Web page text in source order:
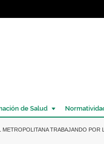
de Salud
METROPOLITANA TRABAJANDO POR